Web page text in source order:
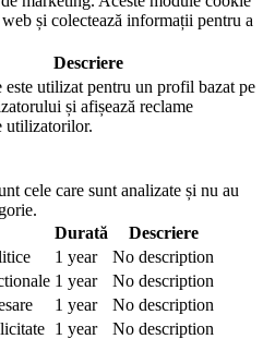
și colectează informații pentru a
Descriere
este utilizat pentru un profil bazat pe
și afișează reclame
utilizatorilor.
cele care sunt analizate și nu au
Durată
Descriere
1 year
No description
1 year
No description
1 year
No description
1 year
No description